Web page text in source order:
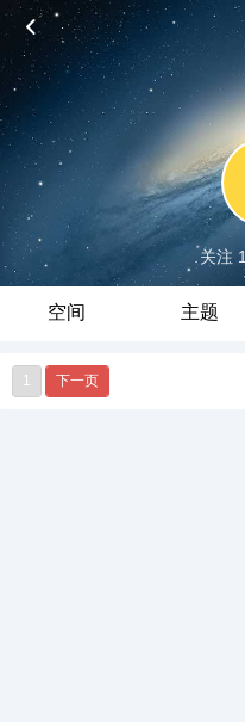
关注 1
空间 主题
1 下一页